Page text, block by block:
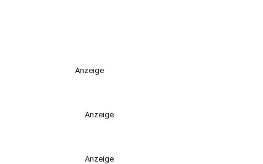
Anzeige
Anzeige
Anzeige